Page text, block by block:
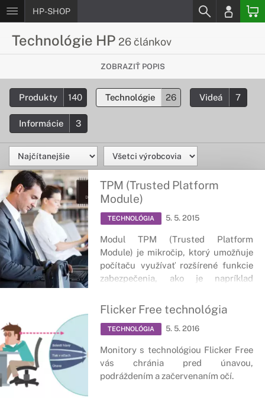
HP-SHOP
Technológie HP 26 článkov
Chceš vedieť viac o inovatívnych HP
technológiach?
Podrobné informácie o moderných technológiach, ktoré sú
použíte v produktoch od spoločnosti HP.
ZOBRAZIŤ POPIS
Produkty 140 Technológie 26 Videá 7
Informácie 3
TPM (Trusted Platform
Module)
TECHNOLÓGIA 5. 5. 2015
Modul TPM (Trusted Platform
Module) je mikročip, ktorý umožňuje
počítaču využívať rozšírené funkcie
zabezpečenia, ako je napríklad
Flicker Free technológia
TECHNOLÓGIA 5. 5. 2016
Monitory s technológiou Flicker Free
vás chránia pred únavou,
podráždením a začervenaním očí.